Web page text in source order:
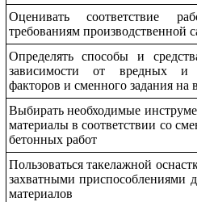
Оценивать соответствие
требованиям производственной
Определять способы и средства
зависимости от вредных и
факторов и сменного задания на
Выбирать необходимые
материалы в соответствии со
бетонных работ
Пользоваться такелажной
захватными приспособлениями
материалов